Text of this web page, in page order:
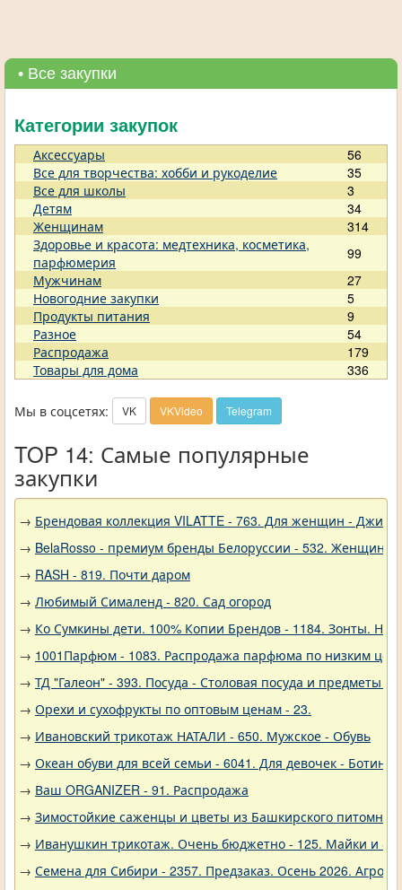
• Все закупки
Категории закупок
Аксессуары
56
Все для творчества: хобби и рукоделие
35
Все для школы
3
Детям
34
Женщинам
314
Здоровье и красота: медтехника, косметика,
парфюмерия
99
Мужчинам
27
Новогодние закупки
5
Продукты питания
9
Разное
54
Распродажа
179
Товары для дома
336
Мы в соцсетях: VK VKVideo Telegram
TOP 14: Самые популярные
закупки
→ Брендовая коллекция VILATTE - 763. Для женщин -
→ BelaRosso - премиум бренды Белоруссии - 532.
→ RASH - 819. Почти даром
→ Любимый Сималенд - 820. Сад огород
→ Ко Сумкины дети. 100% Копии Брендов - 1184. Зонты.
→ 1001Парфюм - 1083. Распродажа парфюма по низким
→ ТД "Галеон" - 393. Посуда - Столовая посуда и предметы
→ Орехи и сухофрукты по оптовым ценам - 23.
→ Ивановский трикотаж НАТАЛИ - 650. Мужское - Обувь
→ Океан обуви для всей семьи - 6041. Для девочек - Ботинки
→ Ваш ORGANIZER - 91. Распродажа
→ Зимостойкие саженцы и цветы из Башкирского
→ Иванушкин трикотаж. Очень бюджетно - 125. Майки и
→ Семена для Сибири - 2357. Предзаказ. Осень 2026.